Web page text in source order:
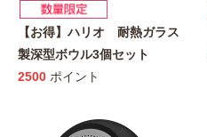
【お得】ハリオ 耐熱ガラス
製深型ボウル3個セット
2500 ポイント